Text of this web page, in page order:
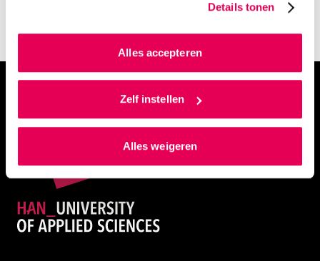
website en communicatie aan op jouw voorkeuren. Ook
van jouw internetgedrag.
Als je op ‘Alles accepteren’ klikt dan geef je ons
toestemming om cookies voor social media en
gepersonaliseerde advertenties te plaatsen. Lees
cookiestatement. Via ‘Zelf instellen’ kun je ook zelf
instellen welke cookies we plaatsen. Je kunt je
toestemming altijd wijzigen of intrekken via
onscookiestatement.
Details tonen
Alles accepteren
Zelf instellen
Alles weigeren